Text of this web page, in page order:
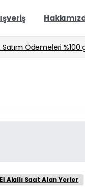
Satım Ödemeleri %100
Akıllı Saat Alan Yerler